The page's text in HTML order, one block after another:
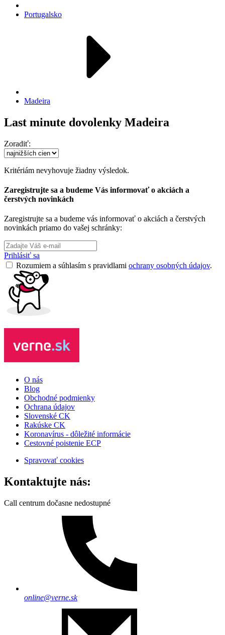
Portugalsko
Madeira
Last minute dovolenky Madeira
Zoradiť:
Kritériám nevyhovuje žiadny výsledok.
Zaregistrujte sa a budeme Vás informovať o akciách a
čerstvých novinkách
Zaregistrujte sa a budeme vás informovať o akciách a čerstvých
novinkách priamo do vašej schránky:
Prihlásiť sa
Rozumiem a súhlasím s pravidlami ochrany osobných údajov.
O nás
Blog
Obchodné podmienky
Ochrana údajov
Slovenské CK
Rakúske CK
Koronavírus - dôležité informácie
Cestovné poistenie ECP
Spravovať cookies
Kontaktujte nás:
Call centrum dočasne nedostupné
online@verne.sk